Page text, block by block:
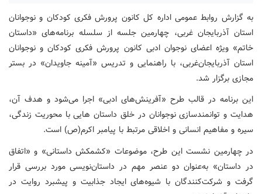
به گزارش روابط عمومی اداره کل کانون پرورش فکری کودکان و نوجوانان
استان آذربایجان غربی، چهارمین جلسه از سلسله برنامه‌های «داستان
خاتم» ویژه اعضای نوجوان ادبی کانون پرورش فکری کودکان و نوجوانان
استان آذربایجان‌غربی، با راهنمایی و تدریس «آمینه جاویدان» در بستر
مجازی برگزار شد.
این برنامه در قالب طرح «آفرینش‌های ادبی» اجرا می‌شود و هدف آن،
هدایت و توانمندسازی نوجوانان در خلق داستان‌ هایی با محوریت زندگی،
سیره و مفاهیم انسانی و اخلاقی مرتبط با پیامبر اکرم(ص) است.
در چهارمین نشست این طرح، موضوعات «کشمکش داستانی» و «اتفاق
در داستان» به‌عنوان دو عنصر مهم در داستان‌نویسی مورد بررسی قرار
گرفت و شرکت‌کنندگان با شیوه‌های ایجاد جذابیت و پیشبرد روایت در